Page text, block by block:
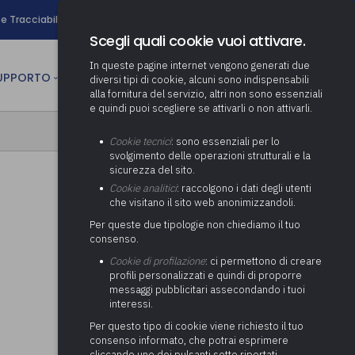
e Tracciabilità
Determinazione fondo risorse
decentrate
Pratiche previdenziali
ai comuni per l’attivazione di
(Partenariato Pubblico
Privato)
Società e organismi
adempimenti degli enti locali
Adeguamento del sistema di
gestione documentale alle
nuove linee guida sul
documento informatico
Protezione dei Dati (RPD,
altrimenti denominato Data
Protection Officer, DPO)
Supporto transizione al
digitale
Gestione IVA
Gestione IRAP
Consolidato
Relazione di fine e inizio
mandato
Supporto alla predisposizione
del Piano Economico-
Attività di supporto Gare
Energetiche (ex Legge 10/91)
Controllo Pratiche Sismiche
CULTURA person AREA RISERVATA
Scegli quali cookie vuoi attivare.
In queste pagine internet vengono generati due
diversi tipi di cookie, alcuni sono indispensabili
alla fornitura del servizio, altri non sono essenziali
e quindi puoi scegliere se attivarli o non attivarli.
Cookie tecnici: sono essenziali per lo
svolgimento delle operazioni strutturali e la
sicurezza del sito.
Cookie analitici: raccolgono i dati degli utenti
che visitano il sito web anonimizzandoli.
Per queste due tipologie non chiediamo il tuo
consenso.
Cookie di profilazione: ci permettono di creare
profili personalizzati e quindi di proporre
messaggi pubblicitari assecondando i tuoi
interessi.
Per questo tipo di cookie viene richiesto il tuo
consenso informato, che potrai esprimere